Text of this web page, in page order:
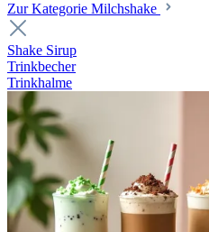
Zur Kategorie Milchshake
Shake Sirup
Trinkbecher
Trinkhalme